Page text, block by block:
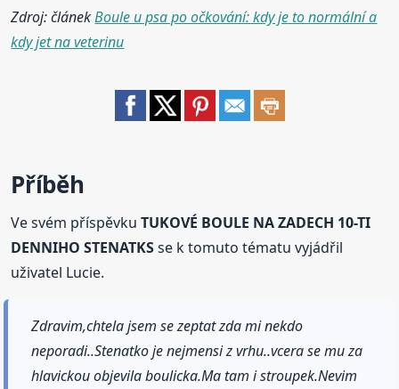
Zdroj: článekBoule u psa po očkování: kdy je to normální a
kdy jet na veterinu
Příběh
Ve svém příspěvkuTUKOVÉ BOULE NA ZADECH 10-TI
DENNIHO STENATKSse k tomuto tématu vyjádřil
uživatel Lucie.
Zdravim,chtela jsem se zeptat zda mi nekdo
neporadi..Stenatko je nejmensi z vrhu..vcera se mu za
hlavickou objevila boulicka.Ma tam i stroupek.Nevim